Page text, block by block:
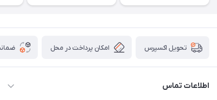
تحویل اکسپرس امکان پرداخت در محل
اطلاعات تماس